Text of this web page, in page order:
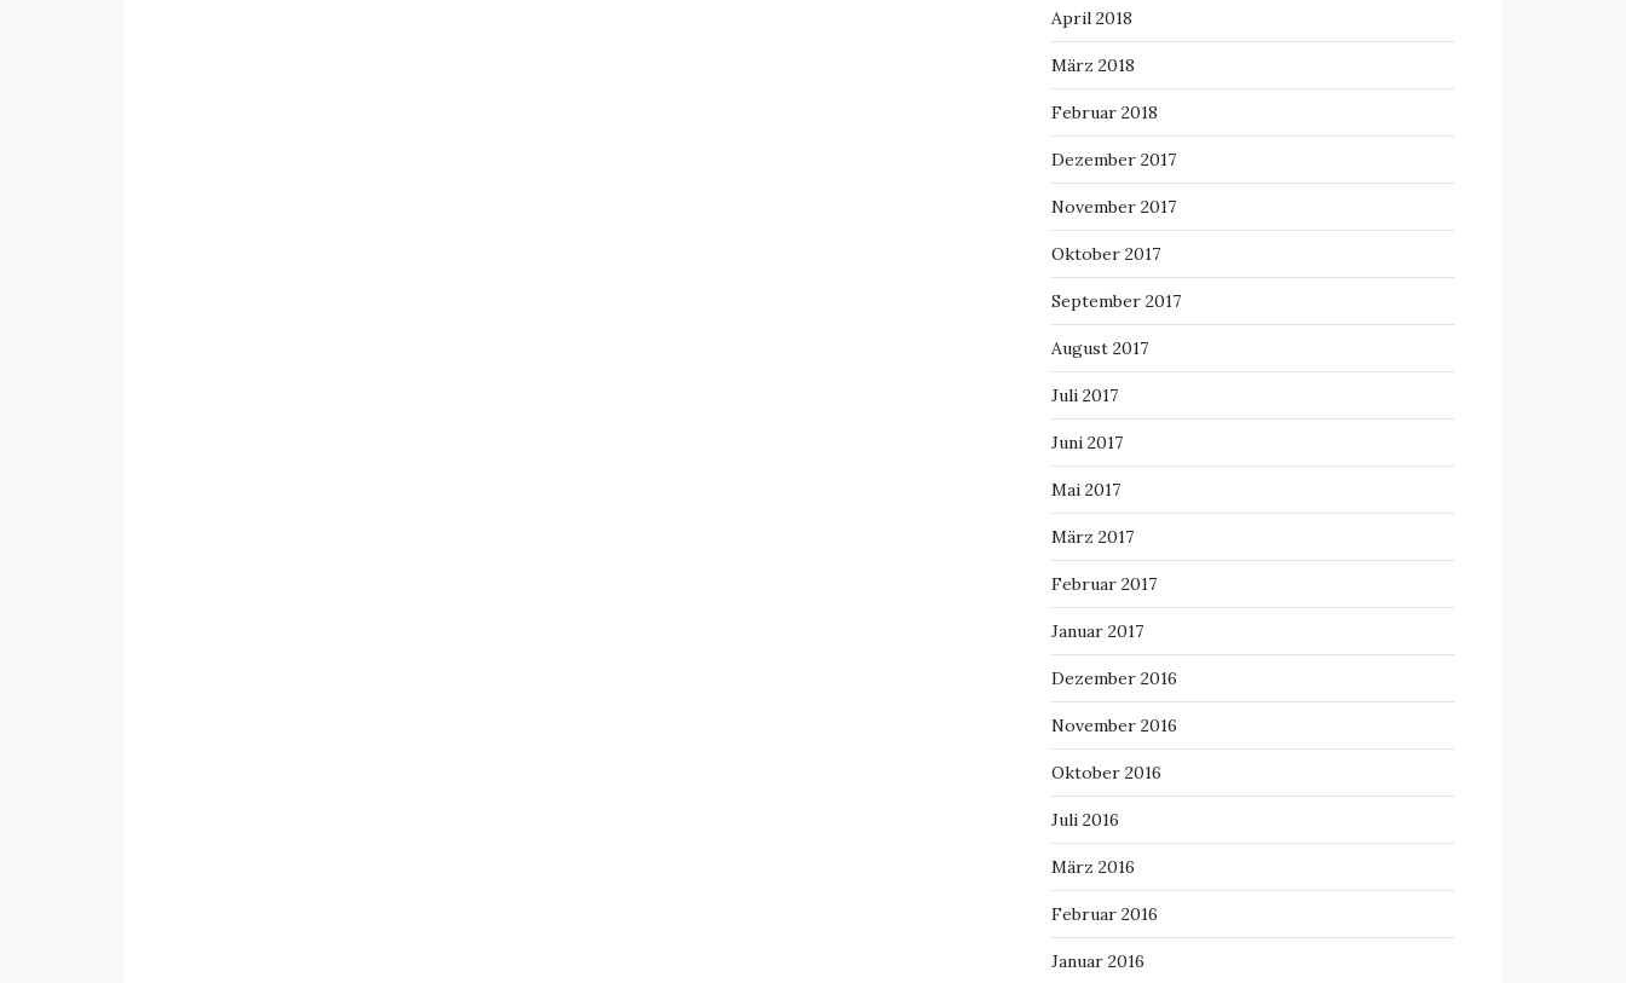
April 2018
März 2018
Februar 2018
Dezember 2017
November 2017
Oktober 2017
September 2017
August 2017
Juli 2017
Juni 2017
Mai 2017
März 2017
Februar 2017
Januar 2017
Dezember 2016
November 2016
Oktober 2016
Juli 2016
März 2016
Februar 2016
Januar 2016